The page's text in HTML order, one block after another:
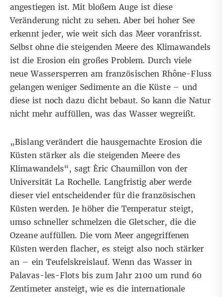
angestiegen ist. Mit bloßem Auge ist diese
Veränderung nicht zu sehen. Aber bei hoher See
erkennt jeder, wie weit sich das Meer voranfrisst.
Selbst ohne die steigenden Meere des Klimawandels
ist die Erosion ein großes Problem. Durch viele
neue Wassersperren am französischen Rhône-Fluss
gelangen weniger Sedimente an die Küste – und
diese ist noch dazu dicht bebaut. So kann die Natur
nicht mehr auffüllen, was das Wasser wegreißt.
„Bislang verändert die hausgemachte Erosion die
Küsten stärker als die steigenden Meere des
Klimawandels“, sagt Èric Chaumillon von der
Universität La Rochelle. Langfristig aber werde
dieser viel entscheidender für die französischen
Küsten werden. Je höher die Temperatur steigt,
umso schneller schmelzen die Gletscher, die die
Ozeane auffüllen. Die vom Meer angegriffenen
Küsten werden flacher, es steigt also noch stärker
an – ein Teufelskreislauf. Wenn das Wasser in
Palavas-les-Flots bis zum Jahr 2100 um rund 60
Zentimeter ansteigt, wie es die internationale